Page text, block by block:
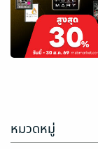
หมวดหมู่